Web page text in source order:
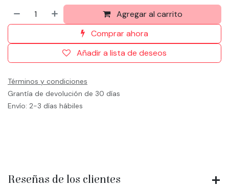
Agregar al carrito
Comprar ahora
Añadir a lista de deseos
Términos y condiciones
Grantía de devolución de 30 días
Envío: 2-3 días hábiles
Reseñas de los clientes